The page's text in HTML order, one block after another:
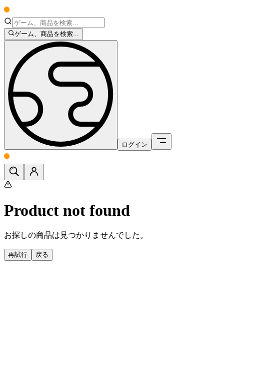
ゲーム、商品を検索...
ログイン
Product not found
お探しの商品は見つかりませんでした。
再試行 戻る